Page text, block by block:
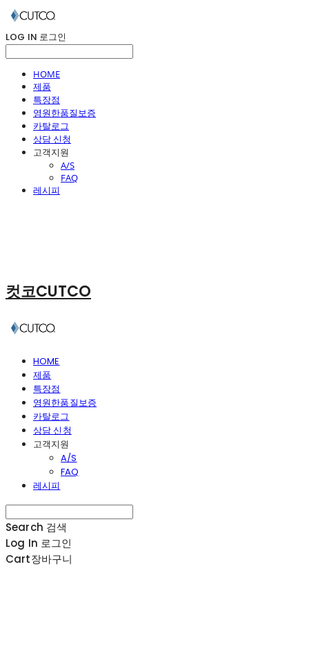
LOG IN 로그인
HOME
제품
특장점
영원한품질보증
카탈로그
상담 신청
고객지원
A/S
FAQ
레시피
컷코CUTCO
HOME
제품
특장점
영원한품질보증
카탈로그
상담 신청
고객지원
A/S
FAQ
레시피
Search 검색
Log In 로그인
Cart장바구니